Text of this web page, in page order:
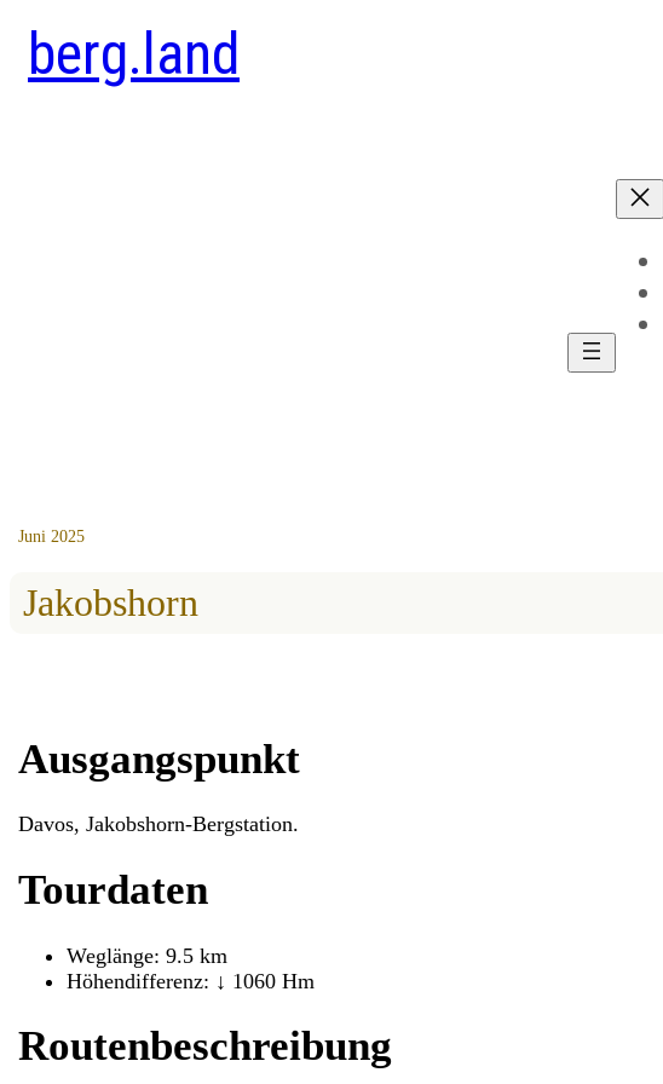
berg.land
Juni 2025
Jakobshorn
Ausgangspunkt
Davos, Jakobshorn-Bergstation.
Tourdaten
Weglänge: 9.5 km
Höhendifferenz: ↓ 1060 Hm
Routenbeschreibung